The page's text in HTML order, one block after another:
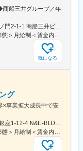
りのため、「自ら考
の変化」を生み出して
きる組織や実行できる
ームです。
船三井グループ／年
＜勤務地詳細＞本社住所：東京都港区虎ノ門2-1-1 商船三井ビル勤務地最寄駅：東京メトロ銀座線／虎ノ門駅受動喫煙対策：屋内全面禁煙変更の範囲：会社の定める事業所
＜予定年収＞440万円～730万円＜賃金形態＞月給制＜賃金内訳＞月額（基本給）：291,800円～487,000円＜月給＞291,800円～487,000円＜昇給有無＞有＜残業手当＞有＜給与補足＞※上記想定年収には賞与3ヶ月分を含みます。金額は目安の金額であり、これまでのご経験・スキル・現年収等を総合的に考慮し決定いたします。■昇給：年1回■賞与：3ヶ月分（前年度実績）賃金はあくまでも目安の金額であり、選考を通じて上下する可能性があります。月給(月額)は固定手当を含めた表記です。
気になる
グ
×事業拡大成長中で安
＜勤務地詳細＞本社住所：東京都中央区銀座1-12-4 N&E-BLD.7階受動喫煙対策：屋内全面禁煙変更の範囲：会社の定める事業所
＜予定年収＞350万円～500万円＜賃金形態＞月給制＜賃金内訳＞月額（基本給）：220,000円～270,000円＜月給＞220,000円～270,000円＜昇給有無＞有＜残業手当＞有＜給与補足＞■賞与：あり■昇給：あり賃金はあくまでも目安の金額であり、選考を通じて上下する可能性があります。月給(月額)は固定手当を含めた表記です。